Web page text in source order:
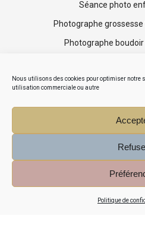
Nous utilisons des cookies pour optimiser notre
utilisation commerciale ou autre
Politique de
Séance photo
Photographe
Photographe
Mini séance
LANDES ET PAYS BASQUE